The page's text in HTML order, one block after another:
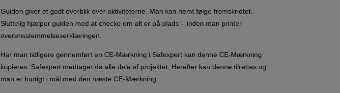
Guiden giver et godt overblik over aktiviteterne. Man kan nemt følge fremskridtet.
Sluttelig hjælper guiden med at checke om alt er på plads – inden man printer
overensstemmelseserklæringen.
Har man tidligere gennemført en CE-Mærkning i Safexpert kan denne CE-Mærkning
kopieres. Safexpert medtager da alle dele af projektet. Herefter kan denne tilrettes og
man er hurtigt i mål med den næste CE-Mærkning.